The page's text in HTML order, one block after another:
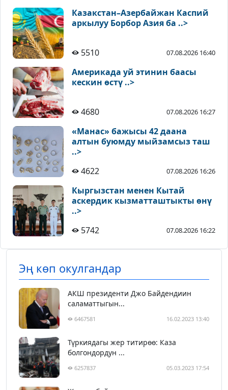
Казакстан–Азербайжан Каспий
аркылуу Борбор Азия ба ..>
5510 07.08.2026 16:40
Америкада уй этинин баасы
кескин өстү ..>
4680 07.08.2026 16:27
«Манас» бажысы 42 даана
алтын буюмду мыйзамсыз таш
..>
4622
07.08.2026 16:26
Кыргызстан менен Кытай
аскердик кызматташтыкты өнү
..>
5742
07.08.2026 16:22
Эң көп окулгандар
АКШ президенти Джо Байдендиин
саламаттыгын...
6467581 16.02.2023 13:40
Түркиядагы жер титирөө: Каза
болгондордун ...
6257837 05.03.2023 17:54